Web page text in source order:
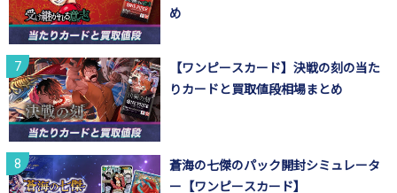
め
【ワンピースカード】決戦の刻の当た
りカードと買取値段相場まとめ
蒼海の七傑のパック開封シミュレータ
ー【ワンピースカード】